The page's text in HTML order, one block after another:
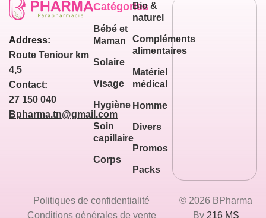
Address:
Route Teniour km
4,5
Contact:
27 150 040
Bpharma.tn@gmail.com
Catégories
Bébé et
Maman
Solaire
Visage
Hygiène
Soin
capillaire
Corps
Bio &
naturel
Compléments
alimentaires
Matériel
médical
Homme
Divers
Promos
Packs
© 2026 BPharma
By 216 MS
Politiques de confidentialité
Conditions générales de vente